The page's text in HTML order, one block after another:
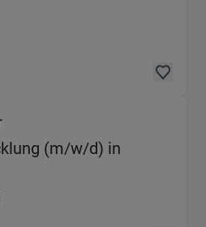
(m/w/d) in